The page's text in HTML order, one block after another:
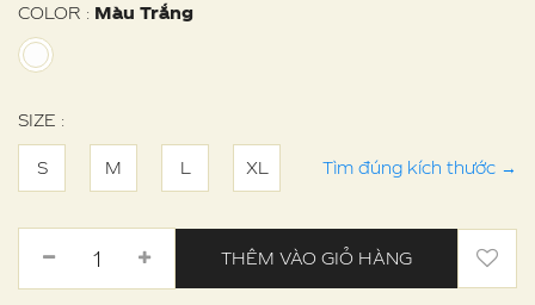
COLOR : Màu Trắng
SIZE :
S M L XL Tìm đúng kích thước →
THÊM VÀO GIỎ HÀNG